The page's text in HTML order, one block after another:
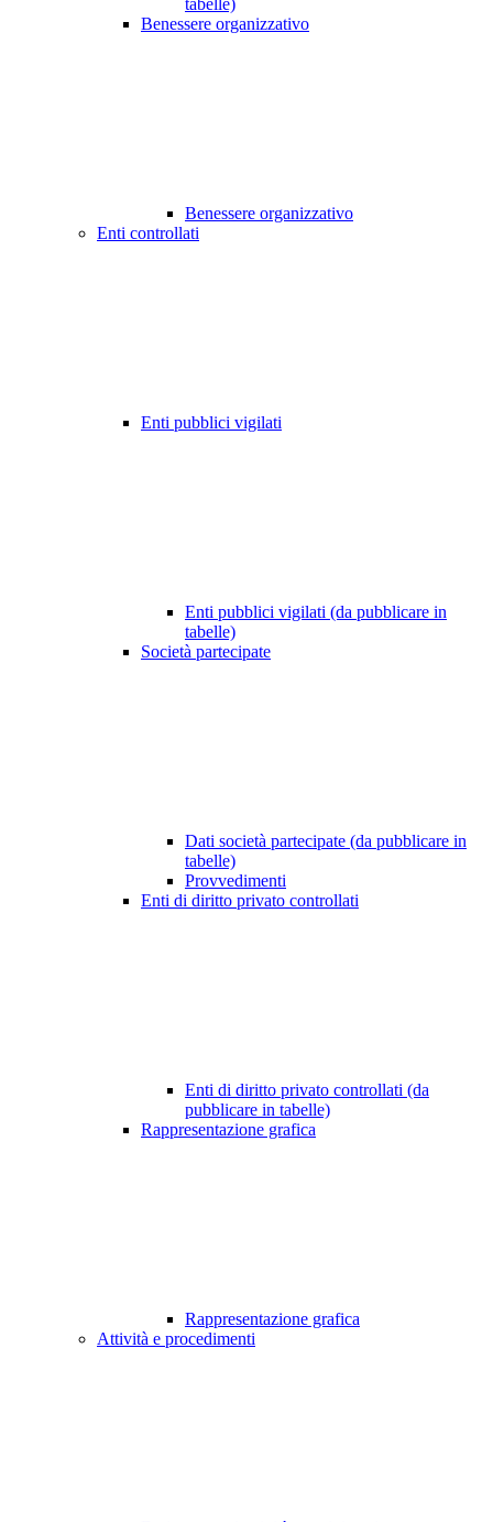
tabelle)
Benessere organizzativo
Benessere organizzativo
Enti controllati
Enti pubblici vigilati
Enti pubblici vigilati (da pubblicare in
tabelle)
Società partecipate
Dati società partecipate (da pubblicare in
tabelle)
Provvedimenti
Enti di diritto privato controllati
Enti di diritto privato controllati (da
pubblicare in tabelle)
Rappresentazione grafica
Rappresentazione grafica
Attività e procedimenti